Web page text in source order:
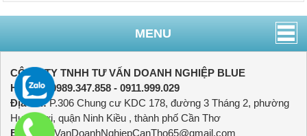
MENU
CÔNG TY TNHH TƯ VẤN DOANH NGHIỆP BLUE
Hotline:
0989.347.858 - 0911.999.029
Địa chỉ:P.306 Chung cư KDC 178, đường 3 Tháng 2, phường
Hưng Lợi, quận Ninh Kiều , thành phố Cần Thơ
Email:
TuVanDoanhNghiepCanTho65@gmail.com